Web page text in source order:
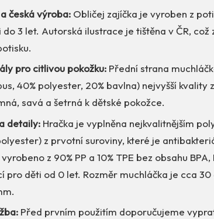
česká výroba: Obličej zajíčka je vyroben z
3 let. Autorská ilustrace je tištěna v ČR,
pro citlivou pokožku: Přední strana
40% polyester, 20% bavlna) nejvyšší kvality
savá a šetrná k dětské pokožce.
detaily: Hračka je vyplněna nejkvalitnějším
z prvotní suroviny, které je
z 90% PP a 10% TPE bez obsahu
pro děti od 0 let. Rozměr muchláčka je cca 30
Před prvním použitím doporučujeme